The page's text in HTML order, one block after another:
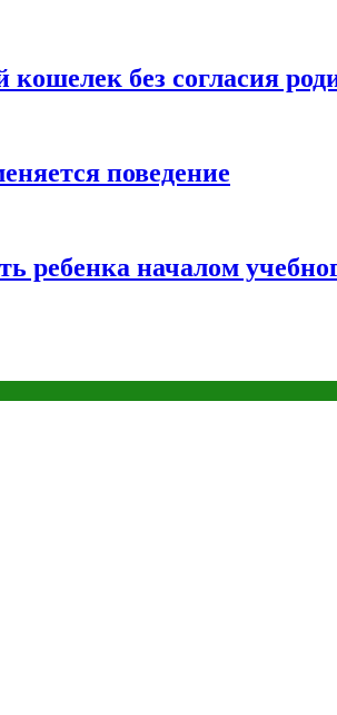
без согласия
поведение
ребенка началом